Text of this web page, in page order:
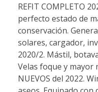
REFIT COMPLETO
perfecto estado de
conservación.
solares, cargador,
2020/2. Mástil,
Velas foque y mayor
NUEVOS del 2022.